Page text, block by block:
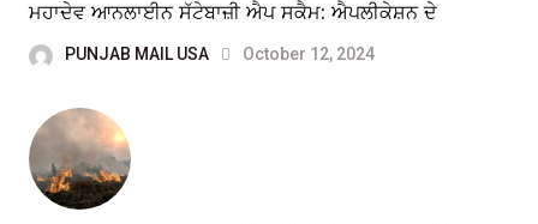
ਮਹਾਦੇਵ ਆਨਲਾਈਨ ਸੱਟੇਬਾਜ਼ੀ ਐਪ ਸਕੈਮ: ਐਪਲੀਕੇਸ਼ਨ ਦੇ
PUNJAB MAIL USA October 12, 2024